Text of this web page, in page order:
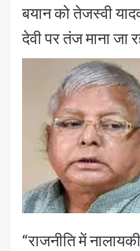
बयान को तेजस्वी
देवी पर तंज माना जा
“राजनीति में